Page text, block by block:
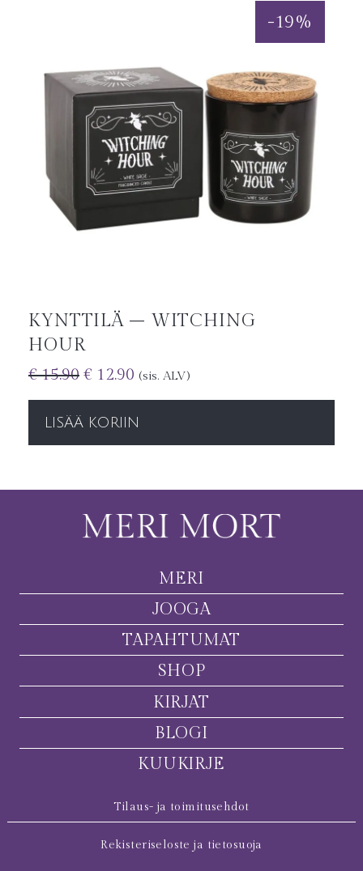
-19%
KYNTTILÄ – WITCHING
HOUR
€15.90 € 12.90 (sis. ALV)
LISÄÄ KORIIN
MERI
JOOGA
TAPAHTUMAT
SHOP
KIRJAT
BLOGI
KUUKIRJE
Tilaus- ja toimitusehdot
Rekisteriseloste ja tietosuoja